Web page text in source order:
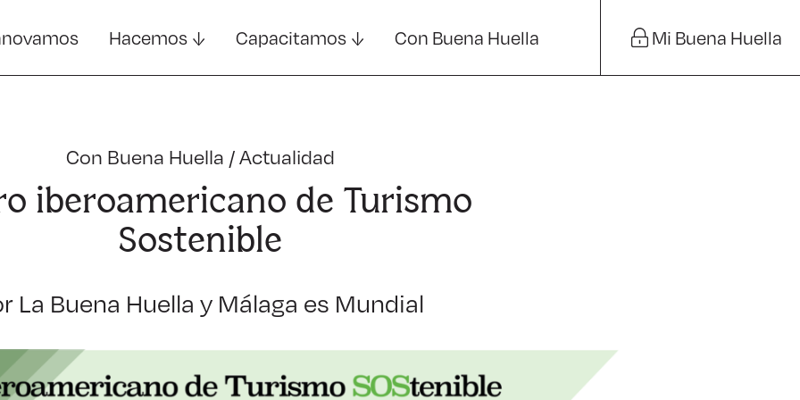
Hacemos Capacitamos Con Buena Huella Mi Buena Huella
Con Buena Huella /Actualidad
iberoamericano de Turismo
Sostenible
La Buena Huella y Málaga es Mundial